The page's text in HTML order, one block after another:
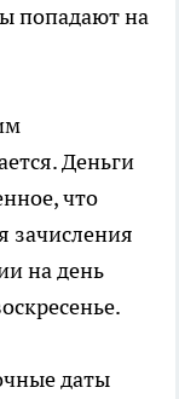
попадают на
Деньги
что
зачисления
на день
даты